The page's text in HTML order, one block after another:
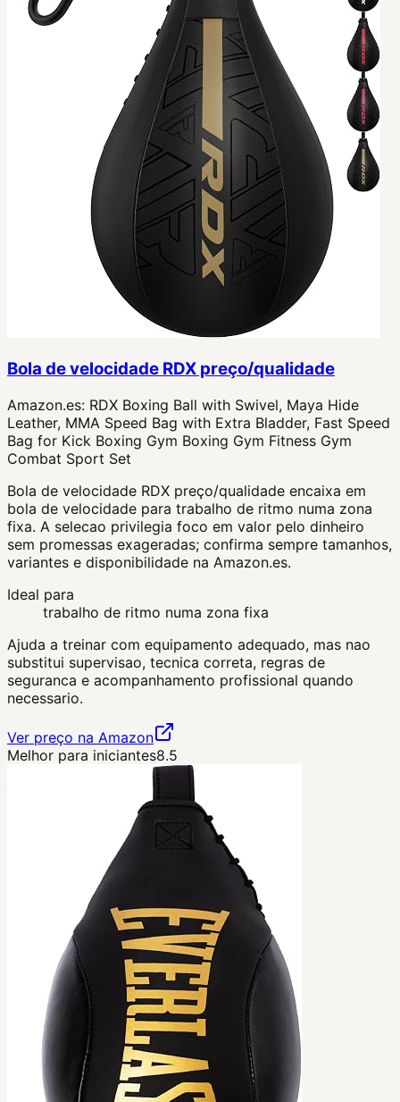
Bola de velocidade RDX preço/qualidade
Amazon.es: RDX Boxing Ball with Swivel, Maya Hide
Leather, MMA Speed Bag with Extra Bladder, Fast Speed
Bag for Kick Boxing Gym Boxing Gym Fitness Gym
Combat Sport Set
Bola de velocidade RDX preço/qualidade encaixa em
bola de velocidade para trabalho de ritmo numa zona
fixa. A selecao privilegia foco em valor pelo dinheiro
sem promessas exageradas; confirma sempre tamanhos,
variantes e disponibilidade na Amazon.es.
Ideal para
trabalho de ritmo numa zona fixa
Ajuda a treinar com equipamento adequado, mas nao
substitui supervisao, tecnica correta, regras de
seguranca e acompanhamento profissional quando
necessario.
Ver preço na Amazon
Melhor para iniciantes8.5